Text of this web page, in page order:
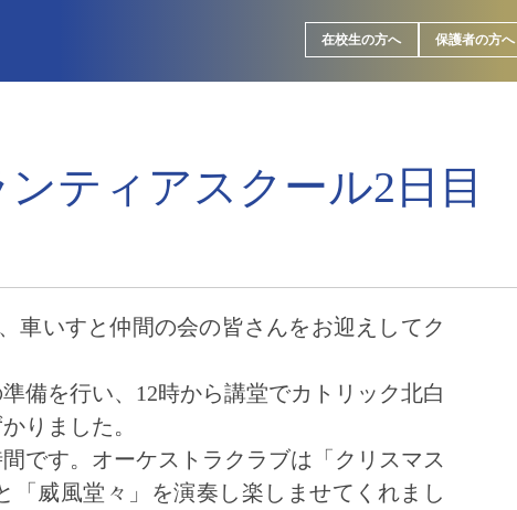
在校生の方へ 保護者の方へ
ティアスクール2日目
車いすと仲間の会の皆さんをお迎えしてク
備を行い、12時から講堂でカトリック北白
りました。
です。オーケストラクラブは「クリスマス
威風堂々」を演奏し楽しませてくれまし